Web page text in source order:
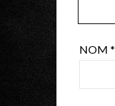
NOM*